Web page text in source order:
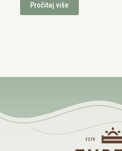
bila
je:
je:
2,90 €.
Pročitaj više